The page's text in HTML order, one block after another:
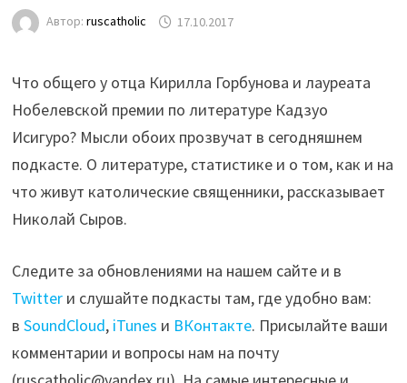
Автор:ruscatholic 17.10.2017
Что общего у отца Кирилла Горбунова и лауреата
Нобелевской премии по литературе Кадзуо
Исигуро? Мысли обоих прозвучат в сегодняшнем
подкасте. О литературе, статистике и о том, как и на
что живут католические священники, рассказывает
Николай Сыров.
Следите за обновлениями на нашем сайте и в
Twitter и слушайте подкасты там, где удобно вам:
вSoundCloud, iTunes и ВКонтакте. Присылайте ваши
комментарии и вопросы нам на почту